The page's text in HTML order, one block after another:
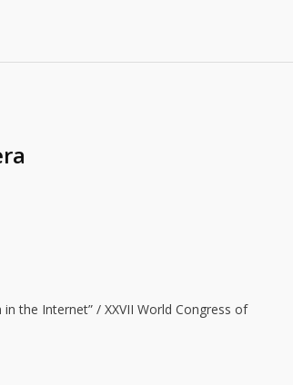
the Internet” / XXVII World Congress of